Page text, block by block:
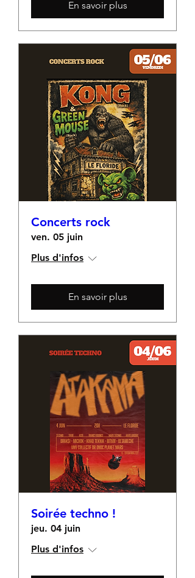
En savoir plus
Concerts rock
ven. 05 juin
Plus d'infos
En savoir plus
Soirée techno !
jeu. 04 juin
Plus d'infos